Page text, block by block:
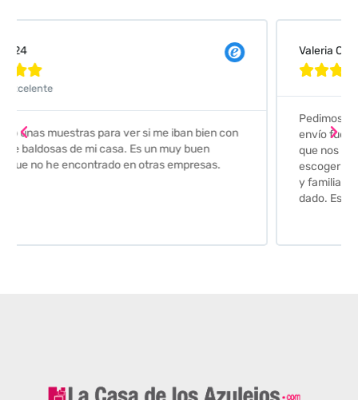

Pedimos unas muestras de azulejos para el baño. El
envío fue perfecto pero lo mejor ha sido el seguimiento
que nos han hecho. Nos guiaron y aconsejaron para
escoger los azulejos. Lo aconsejo a todos mis amigos
y familiares, por su calidad y la confianza que nos han